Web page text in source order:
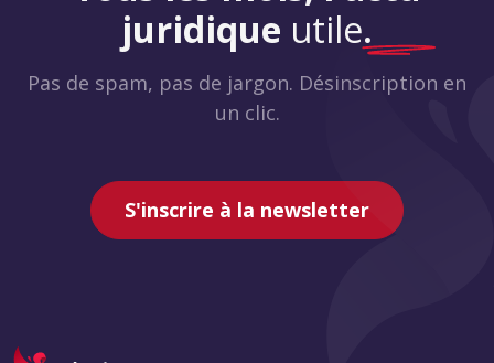
juridique utile.
Pas de spam, pas de jargon. Désinscription en
un clic.
S'inscrire à la newsletter